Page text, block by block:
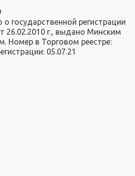
о государственной регистрации
26.02.2010 г., выдано Минским
Номер в Торговом реестре:
05.07.21